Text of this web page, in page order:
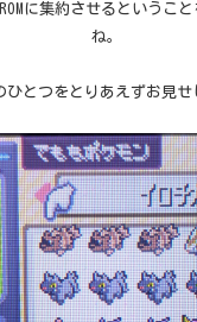
に集約させるというこ
ね。
ひとつをとりあえずお見せ